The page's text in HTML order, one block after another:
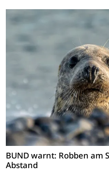
BUND warnt: Robben am
Abstand